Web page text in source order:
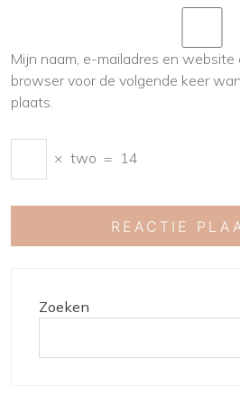
Mijn naam, e-mailadres en website
browser voor de volgende keer
plaats.
× two = 14
Zoeken